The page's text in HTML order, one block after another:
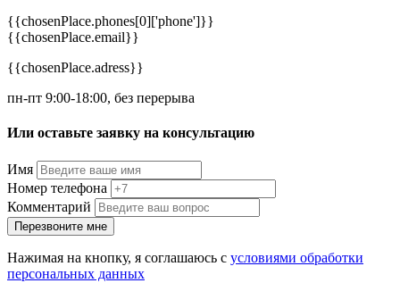
{{chosenPlace.phones[0]['phone']}}
{{chosenPlace.email}}
{{chosenPlace.adress}}
пн-пт 9:00-18:00, без перерыва
Или оставьте заявку на консультацию
Имя
Номер телефона
Комментарий
Перезвоните мне
Нажимая на кнопку, я соглашаюсь с условиями обработки
персональных данных